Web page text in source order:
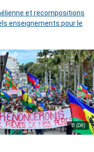
et recompositions
enseignements pour le
© (DR)